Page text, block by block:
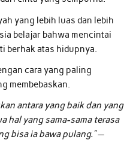
yang lebih luas dan lebih
belajar bahwa mencintai
berhak atas hidupnya.
cara yang paling
membebaskan.
antara yang baik dan yang
hal yang sama-sama terasa
bisa ia bawa pulang.”—